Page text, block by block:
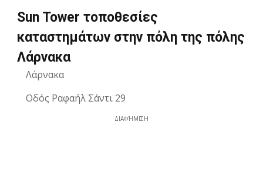
Sun Tower τοποθεσίες
καταστημάτων στην πόλη της πόλης
Λάρνακα
Λάρνακα
Οδός Ραφαήλ Σάντι 29
ΔΙΑΦΉΜΙΣΗ